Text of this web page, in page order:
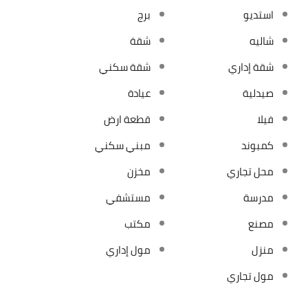
استديو
برج
شاليه
شقة
شقة إداري
شقة سكني
صيدلية
عيادة
فيلا
قطعة ارض
كمبوند
مبني سكني
محل تجاري
مخزن
مدرسة
مستشفي
مصنع
مكتب
منزل
مول إداري
مول تجاري